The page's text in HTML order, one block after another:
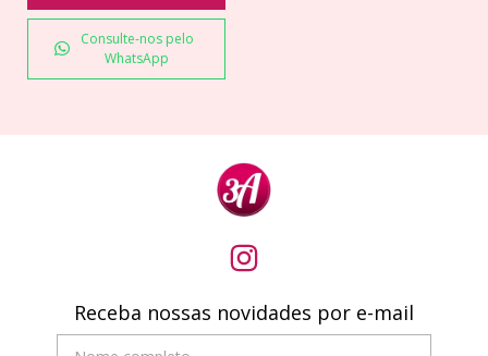
Consulte-nos pelo
WhatsApp
Receba nossas novidades por e-mail